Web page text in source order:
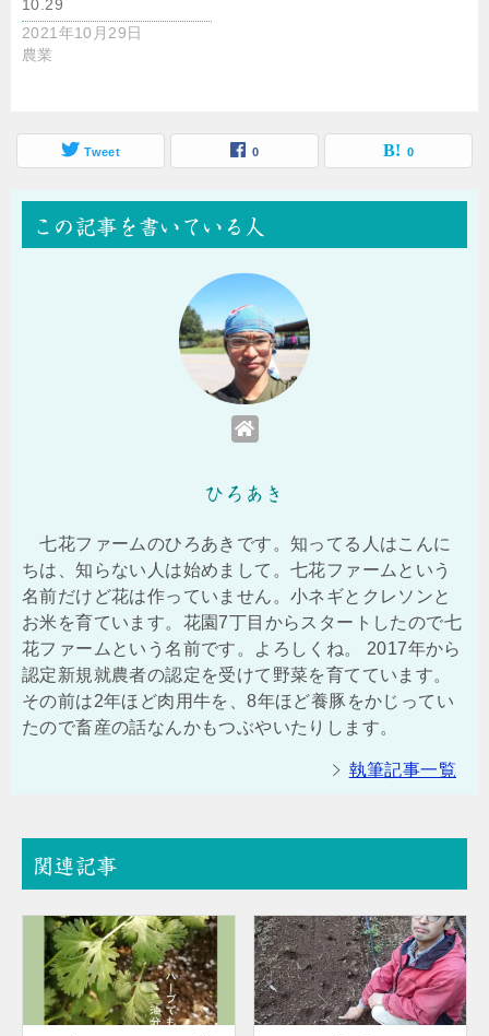
10.29
2021年10月29日
農業
Tweet 0 0
この記事を書いている人
ひろあき
七花ファームのひろあきです。知ってる人はこんに
ちは、知らない人は始めまして。七花ファームという
名前だけど花は作っていません。小ネギとクレソンと
お米を育ています。花園7丁目からスタートしたので七
花ファームという名前です。よろしくね。 2017年から
認定新規就農者の認定を受けて野菜を育てています。
その前は2年ほど肉用牛を、8年ほど養豚をかじってい
たので畜産の話なんかもつぶやいたりします。
執筆記事一覧
関連記事